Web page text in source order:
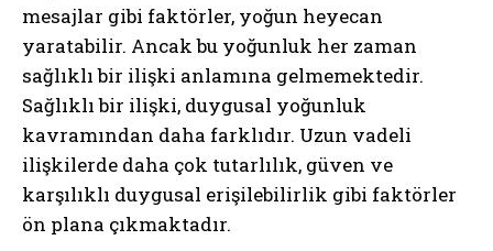
mesajlar gibi faktörler, yoğun heyecan
yaratabilir. Ancak bu yoğunluk her zaman
sağlıklı bir ilişki anlamına gelmemektedir.
Sağlıklı bir ilişki, duygusal yoğunluk
kavramından daha farklıdır. Uzun vadeli
ilişkilerde daha çok tutarlılık, güven ve
karşılıklı duygusal erişilebilirlik gibi faktörler
ön plana çıkmaktadır.